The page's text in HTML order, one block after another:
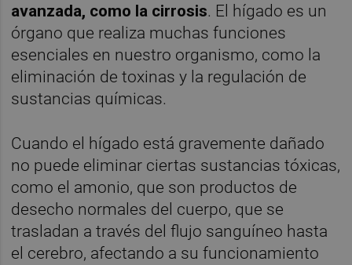
avanzada, como la cirrosis. El hígado es un
órgano que realiza muchas funciones
esenciales en nuestro organismo, como la
eliminación de toxinas y la regulación de
sustancias químicas.
Cuando el hígado está gravemente dañado
no puede eliminar ciertas sustancias tóxicas,
como el amonio, que son productos de
desecho normales del cuerpo, que se
trasladan a través del flujo sanguíneo hasta
el cerebro, afectando a su funcionamiento